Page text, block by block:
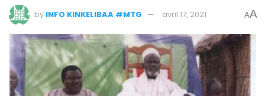
by INFO KINKELIBAA #MTG avril 17, 2021 AA